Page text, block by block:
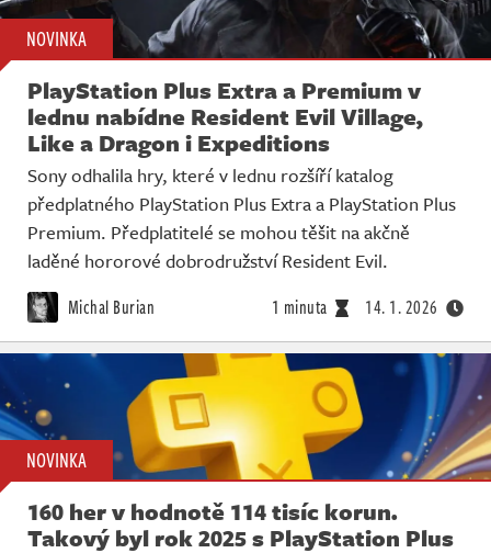
NOVINKA
PlayStation Plus Extra a Premium v
lednu nabídne Resident Evil Village,
Like a Dragon i Expeditions
Sony odhalila hry, které v lednu rozšíří katalog
předplatného PlayStation Plus Extra a PlayStation Plus
Premium. Předplatitelé se mohou těšit na akčně
laděné hororové dobrodružství Resident Evil.
Michal Burian 1 minuta 14. 1. 2026
NOVINKA
160 her v hodnotě 114 tisíc korun.
Takový byl rok 2025 s PlayStation Plus